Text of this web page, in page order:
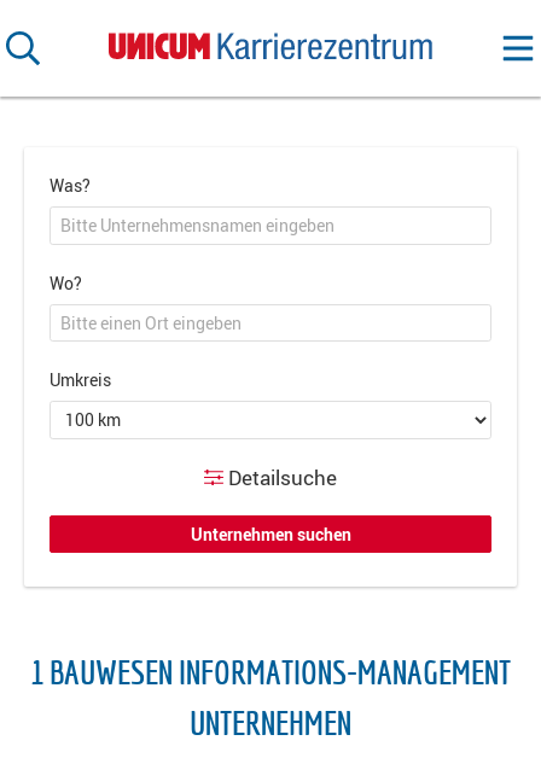
Was?
Wo?
Umkreis
Detailsuche
1 BAUWESEN INFORMATIONS-MANAGEMENT
UNTERNEHMEN